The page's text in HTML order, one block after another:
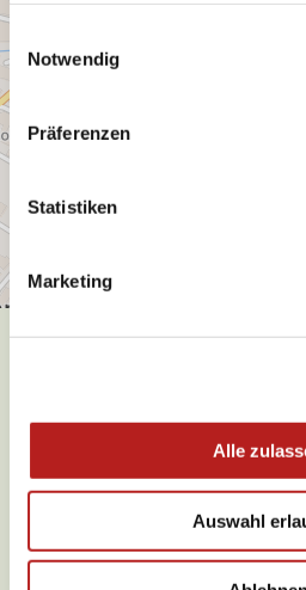
Datenschutzbestimmungen.
i
n
i
Notwendig
Präferenzen
Statistiken
Marketing
Alle
Auswahl
Was möchten Sie
tun?
Anreise planen